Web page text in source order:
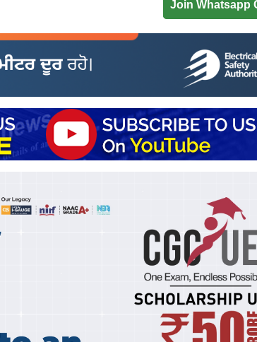
Join Whatsapp